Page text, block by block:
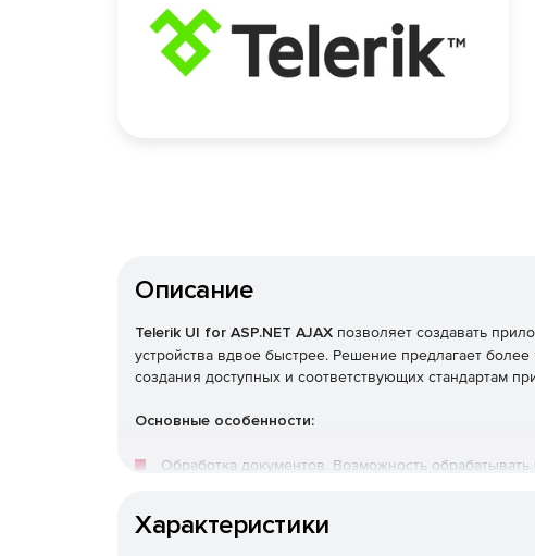
Описание
Telerik UI for ASP.NET AJAX позволяет создавать
устройства вдвое быстрее. Решение предлагает
создания доступных и соответствующих стандартам
Основные особенности:
Обработка документов. Возможность
Интеграция с SharePoint. Быстрое создание
Характеристики